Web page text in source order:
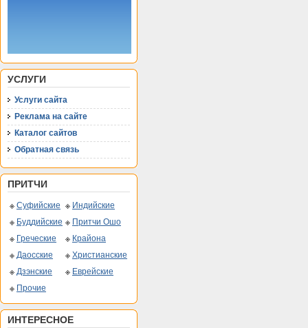
УСЛУГИ
Услуги сайта
Реклама на сайте
Каталог сайтов
Обратная связь
ПРИТЧИ
Суфийские
Индийские
Буддийские
Притчи Ошо
Греческие
Крайона
Даосские
Христианские
Дзэнские
Еврейские
Прочие
ИНТЕРЕСНОЕ